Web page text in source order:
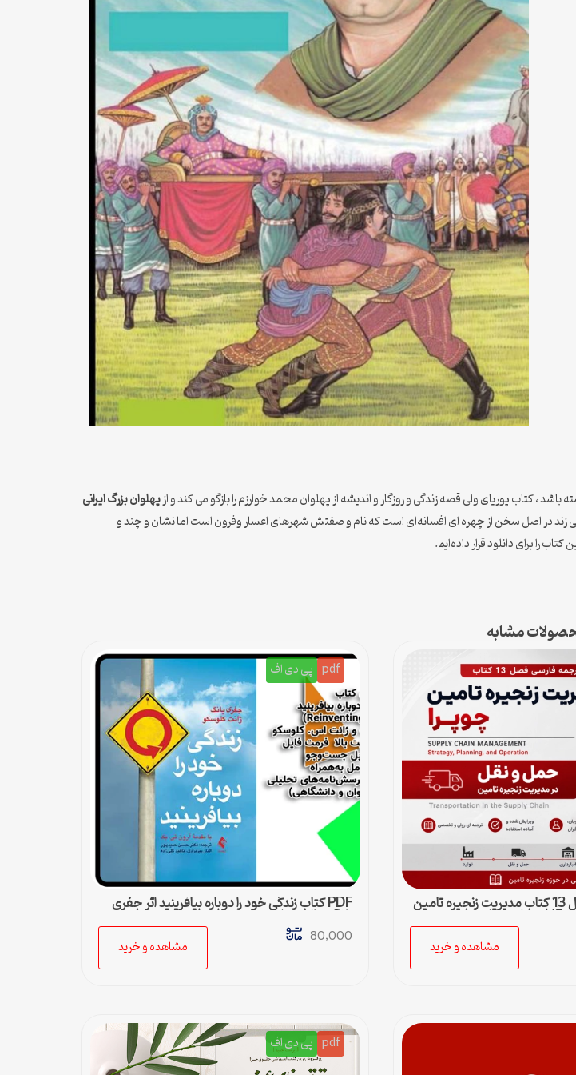
، کتاب پوریای ولی قصه زندگی و روزگار و اندیشه از پهلوان محمد خوارزم را بازگو می کند و ازپهلوان بزرگ ایرانی
می زند در اصل سخن از چهره ای افسانه‌ای است که نام و صفتش شهرهای اعسار وفرون است اما نشان و چند و
را برای دانلود قرار داده‌ایم.
مشابه
دانلود ترجمه فصل 13 کتاب مدیریت زنجیره تامین
چوپرا (Sunil Chopra) | حمل و نقل در زنجیره
مشاهده و خرید
pdf پی دی اف
PDF کتاب زندگی خود را دوباره بیافرینید اثر جفری
یانگ و ژانت کلوسکو
80,000
مشاهده و خرید
pdf پی دی اف